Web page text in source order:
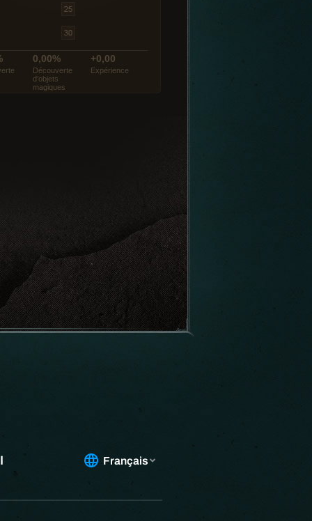
0,00%
Découverte
d’objets
magiques
+0,00
Expérience